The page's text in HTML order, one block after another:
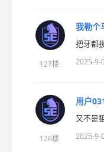
127楼
我勒个
把牙都
2025-9-
126楼
用户
又不是
2025-9-